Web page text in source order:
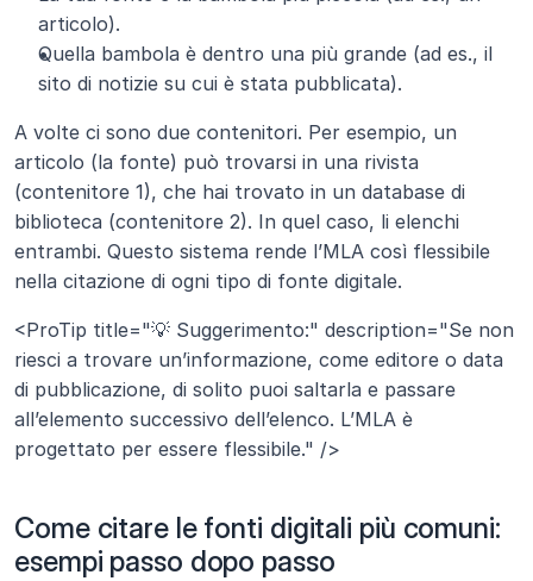
articolo).
Quella bambola è dentro una più grande (ad es., il
sito di notizie su cui è stata pubblicata).
A volte ci sono due contenitori. Per esempio, un
articolo (la fonte) può trovarsi in una rivista
(contenitore 1), che hai trovato in un database di
biblioteca (contenitore 2). In quel caso, li elenchi
entrambi. Questo sistema rende l’MLA così flessibile
nella citazione di ogni tipo di fonte digitale.
<ProTip title="💡 Suggerimento:" description="Se non
riesci a trovare un’informazione, come editore o data
di pubblicazione, di solito puoi saltarla e passare
all’elemento successivo dell’elenco. L’MLA è
progettato per essere flessibile." />
Come citare le fonti digitali più comuni:
esempi passo dopo passo